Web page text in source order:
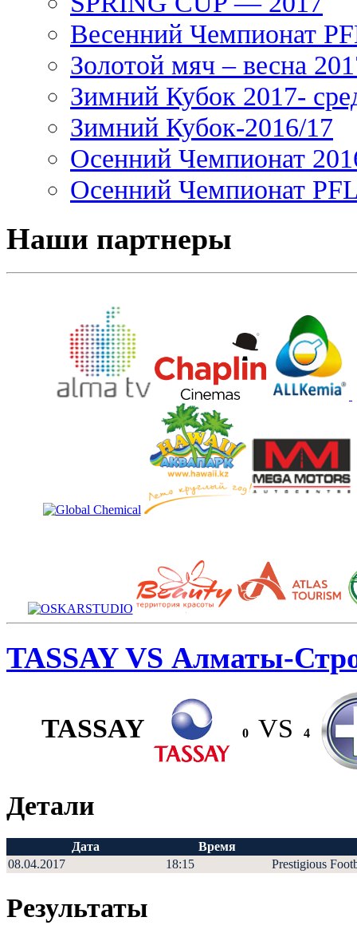
Весенний Чемпионат
Золотой мяч – весна
Зимний Кубок 2017-
Зимний Кубок-2016/17
Осенний Чемпионат
Осенний Чемпионат
Наши партнеры
TASSAY VS Алматы-
TASSAY 0 VS 4
Детали
Дата
Время
08.04.2017
18:15 Prestigious
Результаты